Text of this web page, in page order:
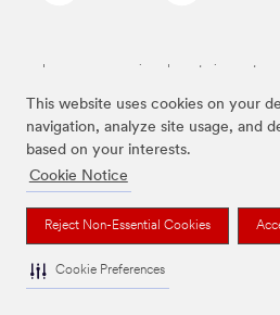
This website uses cookies on your
navigation, analyze site usage, and
based on your interests.
Cookie Notice
Reject Non-Essential Cookies
Cookie Preferences
Las marcas mencionadas anteriormente